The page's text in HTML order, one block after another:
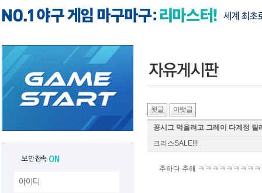
보안접속 ON
윗글 아랫글
꽁시그 먹을려고 그레이 다계정 릴
크리스SALE!!!
추하다 추해 ㅋㅋㅋㅋㅋㅋㅋㅋㅋ